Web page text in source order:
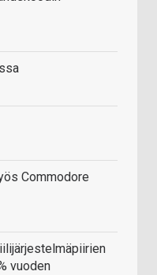
Commodore
vuoden